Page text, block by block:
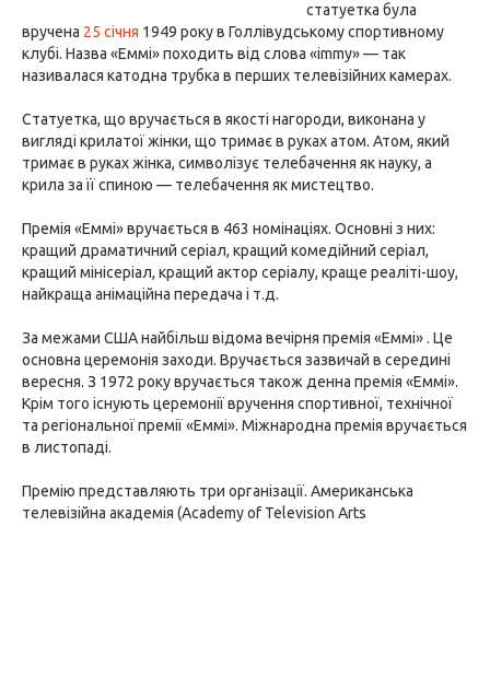
статуетка була
вручена 25 січня 1949 року в Голлівудському спортивному
клубі. Назва «Еммі» походить від слова «immy» — так
називалася катодна трубка в перших телевізійних камерах.
Статуетка, що вручається в якості нагороди, виконана у
вигляді крилатої жінки, що тримає в руках атом. Атом, який
тримає в руках жінка, символізує телебачення як науку, а
крила за її спиною — телебачення як мистецтво.
Премія «Еммі» вручається в 463 номінаціях. Основні з них:
кращий драматичний серіал, кращий комедійний серіал,
кращий мінісеріал, кращий актор серіалу, краще реаліті-шоу,
найкраща анімаційна передача і т.д.
За межами США найбільш відома вечірня премія «Еммі» . Це
основна церемонія заходи. Вручається зазвичай в середині
вересня. З 1972 року вручається також денна премія «Еммі».
Крім того існують церемонії вручення спортивної, технічної
та регіональної премії «Еммі». Міжнародна премія вручається
в листопаді.
Премію представляють три організації. Американська
телевізійна академія (Academy of Television Arts